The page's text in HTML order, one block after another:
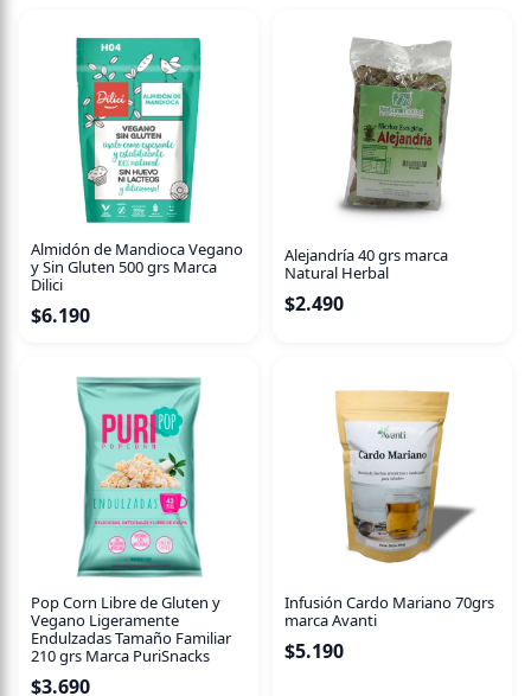
Cebada Malteada*(100%). *Ingredientes procedentes de
la agricultura ecológica.
MODO DE USO
Producto apto para ser consumido una vez preparado
según indicaciones de etiquetado o para ser utilizado
como ingrediente en preparaciones culinarias.
Almidón de Mandioca Vegano
y Sin Gluten 500 grs Marca
Dilici
$6.190
Alejandría 40 grs marca
Natural Herbal
$2.490
Pop Corn Libre de Gluten y
Vegano Ligeramente
Endulzadas Tamaño Familiar
210 grs Marca PuriSnacks
$3.690
Infusión Cardo Mariano 70grs
marca Avanti
$5.190